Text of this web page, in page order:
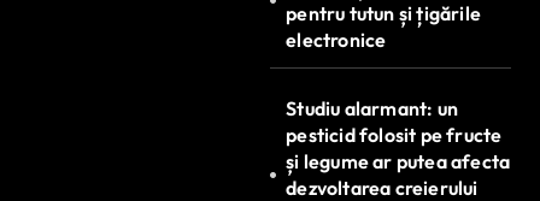
pentru tutun și țigările
electronice
Studiu alarmant: un
pesticid folosit pe fructe
și legume ar putea afecta
dezvoltarea creierului